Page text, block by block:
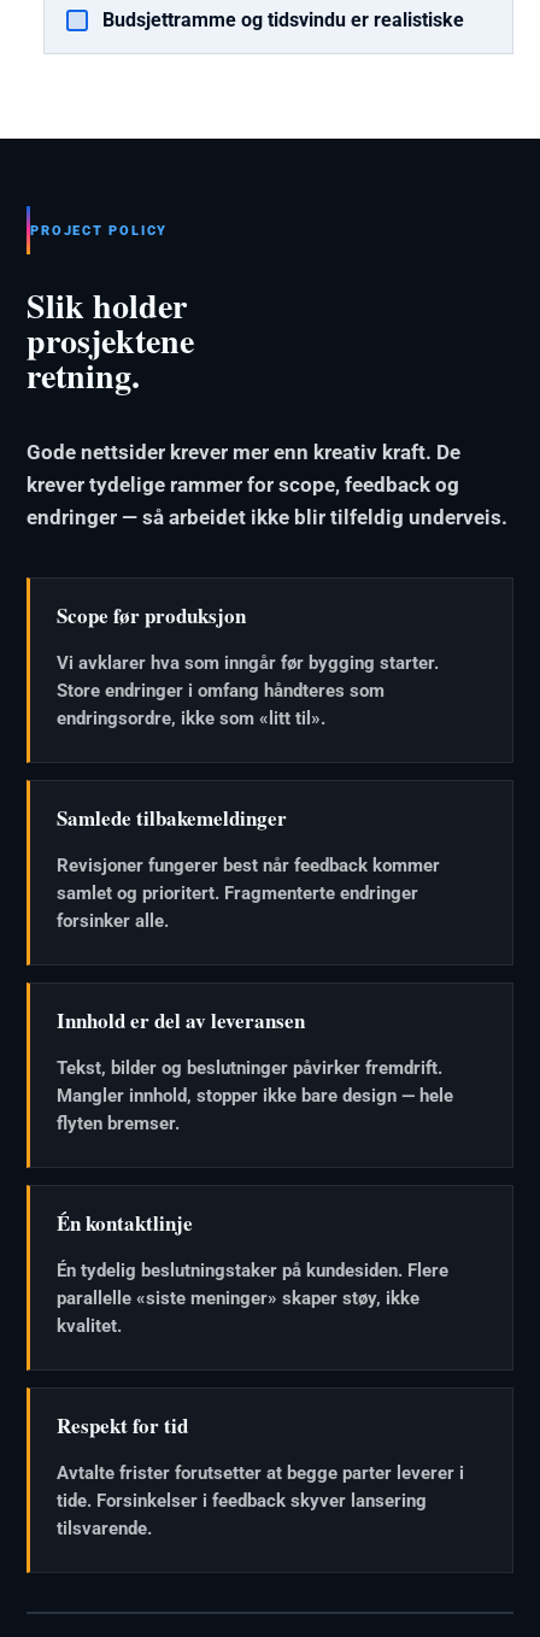
Budsjettramme og tidsvindu er realistiske
PROJECT POLICY
Slik holder
prosjektene
retning.
Gode nettsider krever mer enn kreativ kraft. De
krever tydelige rammer for scope, feedback og
endringer — så arbeidet ikke blir tilfeldig underveis.
Scope før produksjon
Vi avklarer hva som inngår før bygging starter.
Store endringer i omfang håndteres som
endringsordre, ikke som «litt til».
Samlede tilbakemeldinger
Revisjoner fungerer best når feedback kommer
samlet og prioritert. Fragmenterte endringer
forsinker alle.
Innhold er del av leveransen
Tekst, bilder og beslutninger påvirker fremdrift.
Mangler innhold, stopper ikke bare design — hele
flyten bremser.
Én kontaktlinje
Én tydelig beslutningstaker på kundesiden. Flere
parallelle «siste meninger» skaper støy, ikke
kvalitet.
Respekt for tid
Avtalte frister forutsetter at begge parter leverer i
tide. Forsinkelser i feedback skyver lansering
tilsvarende.